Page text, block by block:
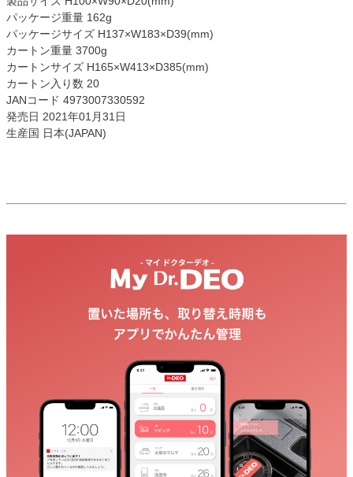
パッケージ重量 162g
パッケージサイズ H137×W183×D39(mm)
カートン重量 3700g
カートンサイズ H165×W413×D385(mm)
カートン入り数 20
JANコード 4973007330592
発売日 2021年01月31日
生産国 日本(JAPAN)